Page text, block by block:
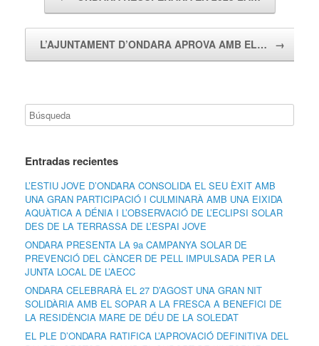
L’AJUNTAMENT D’ONDARA APROVA AMB EL… →
Entradas recientes
L’ESTIU JOVE D’ONDARA CONSOLIDA EL SEU ÈXIT AMB
UNA GRAN PARTICIPACIÓ I CULMINARÀ AMB UNA EIXIDA
AQUÀTICA A DÉNIA I L’OBSERVACIÓ DE L’ECLIPSI SOLAR
DES DE LA TERRASSA DE L’ESPAI JOVE
ONDARA PRESENTA LA 9a CAMPANYA SOLAR DE
PREVENCIÓ DEL CÀNCER DE PELL IMPULSADA PER LA
JUNTA LOCAL DE L’AECC
ONDARA CELEBRARÀ EL 27 D’AGOST UNA GRAN NIT
SOLIDÀRIA AMB EL SOPAR A LA FRESCA A BENEFICI DE
LA RESIDÈNCIA MARE DE DÉU DE LA SOLEDAT
EL PLE D’ONDARA RATIFICA L’APROVACIÓ DEFINITIVA DEL